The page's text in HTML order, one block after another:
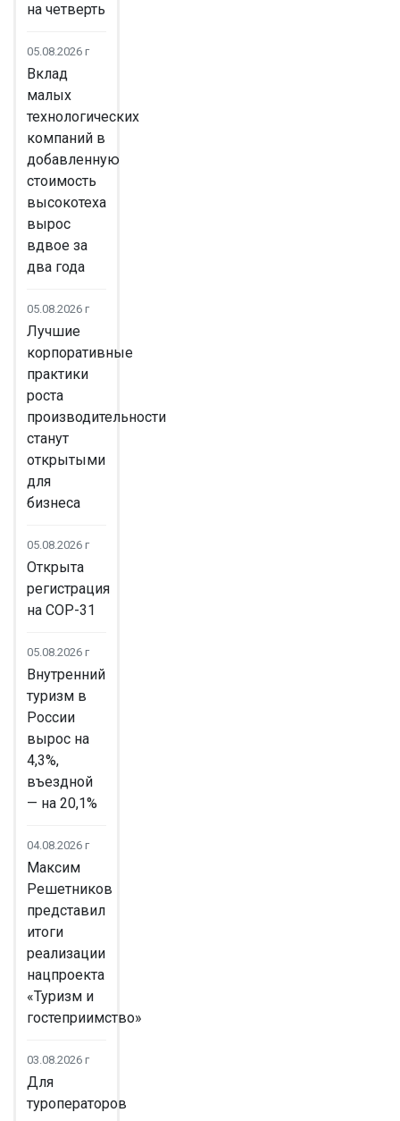
на четверть
05.08.2026 г
Вклад
малых
технологических
компаний в
добавленную
стоимость
высокотеха
вырос
вдвое за
два года
05.08.2026 г
Лучшие
корпоративные
практики
роста
производительности
станут
открытыми
для
бизнеса
05.08.2026 г
Открыта
регистрация
на COP-31
05.08.2026 г
Внутренний
туризм в
России
вырос на
4,3%,
въездной
— на 20,1%
04.08.2026 г
Максим
Решетников
представил
итоги
реализации
нацпроекта
«Туризм и
гостеприимство»
03.08.2026 г
Для
туроператоров